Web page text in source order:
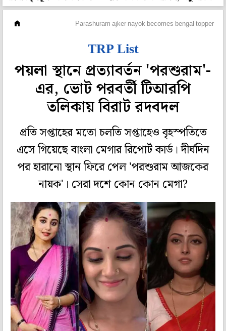
Parashuram ajker nayok becomes bengal topper
TRP List
পয়লা স্থানে প্রত্যাবর্তন 'পরশুরাম'-
এর, ভোট পরবর্তী টিআরপি
তলিকায় বিরাট রদবদল
প্রতি সপ্তাহের মতো চলতি সপ্তাহেও বৃহস্পতিতে
এসে গিয়েছে বাংলা মেগার রিপোর্ট কার্ড। দীর্ঘদিন
পর হারানো স্থান ফিরে পেল 'পরশুরাম আজকের
নায়ক'। সেরা দশে কোন কোন মেগা?